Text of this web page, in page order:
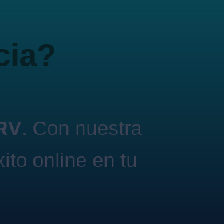
. Con nuestra
online en tu